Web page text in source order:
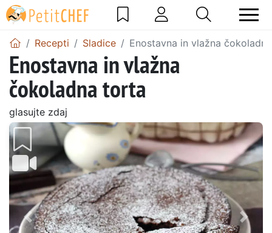
Recepti Sladice Enostavna in vlažna
Enostavna in vlažna
čokoladna torta
glasujte zdaj
Prejšnji